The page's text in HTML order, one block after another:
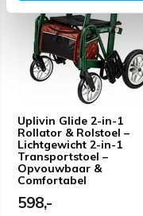
Uplivin Glide 2-in-1
Rollator & Rolstoel –
Lichtgewicht 2-in-1
Transportstoel –
Opvouwbaar &
Comfortabel
598,-